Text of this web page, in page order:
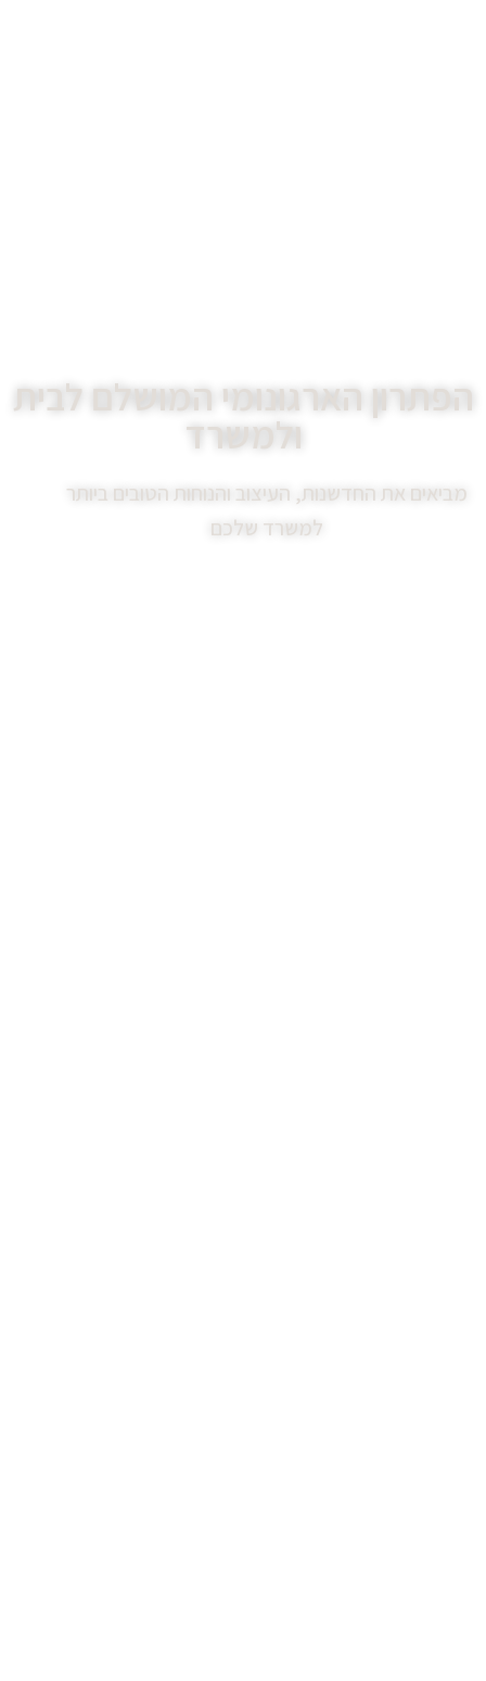
הפתרון הארגונומי המושלם לבית
ולמשרד
מביאים את החדשנות, העיצוב והנוחות הטובים ביותר
למשרד שלכם